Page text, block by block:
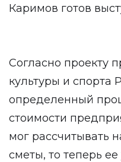
Каримов готов
Согласно проекту
культуры и спорта
определенный
стоимости
мог рассчитывать
сметы, то теперь